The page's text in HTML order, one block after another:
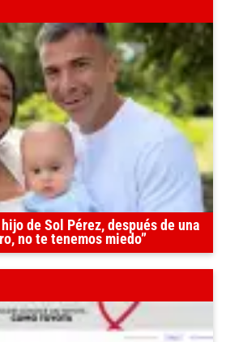
de Sol Pérez, después de una
no te tenemos miedo”